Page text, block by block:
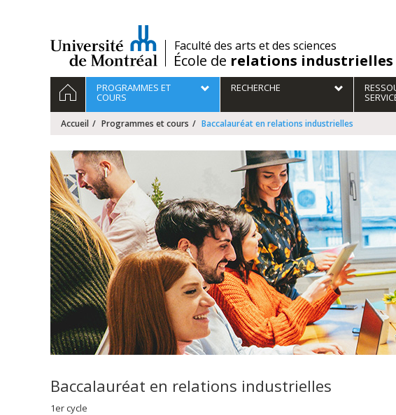
/Faculté des arts et des sciences
École de relations industrielles
Navigation
principale
ACCUEILPROGRAMMES ET
COURS
RECHERCHE
Accueil Programmes et cours Baccalauréat en relations industrielles
Baccalauréat en relations industrielles
1er cycle